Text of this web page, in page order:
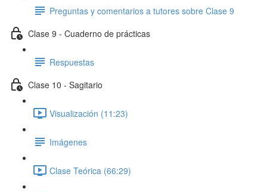
Preguntas y comentarios a tutores sobre Clase 9
Clase 9 - Cuaderno de prácticas
Respuestas
Clase 10 - Sagitario
Visualización (11:23)
Imágenes
Clase Teórica (66:29)